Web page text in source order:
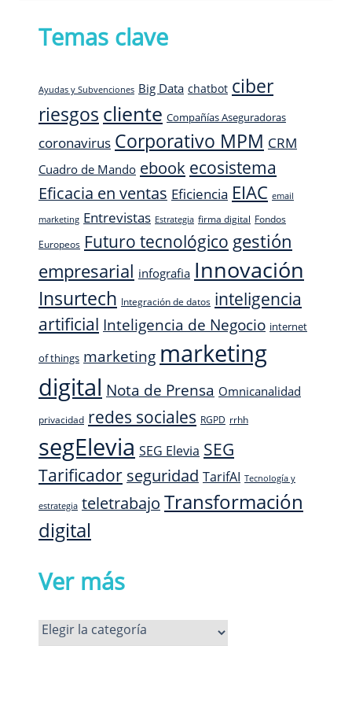
Temas clave
Ayudas y Subvenciones Big Data chatbot ciber
riesgos cliente Compañías Aseguradoras
coronavirus Corporativo MPM CRM
Cuadro de Mando ebook ecosistema
Eficacia en ventas Eficiencia EIAC email
marketing Entrevistas Estrategia firma digital Fondos
Europeos Futuro tecnológico gestión
empresarial infografia Innovación
Insurtech Integración de datos inteligencia
artificial Inteligencia de Negocio internet
of things marketing marketing
digital Nota de Prensa Omnicanalidad
privacidad redes sociales RGPD rrhh
segElevia SEG Elevia SEG
Tarificador seguridad TarifAI Tecnología y
estrategia teletrabajo Transformación
digital
Ver más
Ver
más